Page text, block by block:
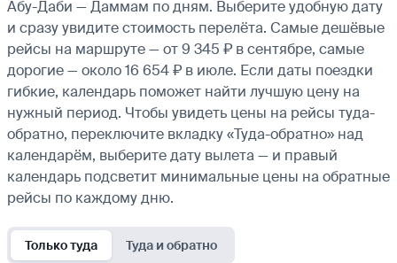
Абу-Даби — Даммам по дням. Выберите удобную дату
и сразу увидите стоимость перелёта. Самые дешёвые
рейсы на маршруте — от 9 345 ₽ в сентябре, самые
дорогие — около 16 654 ₽ в июле. Если даты поездки
гибкие, календарь поможет найти лучшую цену на
нужный период. Чтобы увидеть цены на рейсы туда-
обратно, переключите вкладку «Туда-обратно» над
календарём, выберите дату вылета — и правый
календарь подсветит минимальные цены на обратные
рейсы по каждому дню.
Только туда Туда и обратно